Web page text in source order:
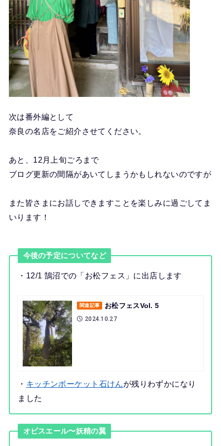
次は番外編として
奈良の名店をご紹介させてください。
あと、12月上旬ごろまで
ブログ更新の間隔があいてしまうかもしれないのですが
また皆さまにお話しできますことを楽しみに過ごしてま
いります！
今後の予定についてなど
・12/1 鵠沼での「お松フェス」に出店します
関連記事 お松フェスVol. 5
2024.10.27
・ キッチンボーケット石けんが残りわずかになり
ました
オピスエール〜妖精の翼